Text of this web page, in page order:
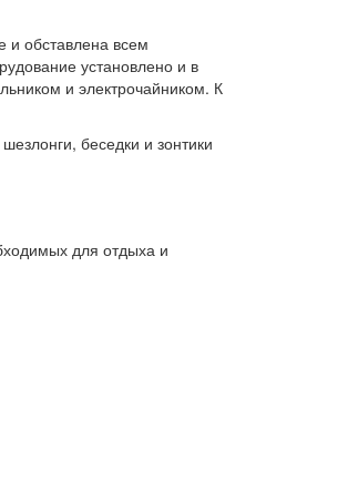
и обставлена всем
установлено и в
и электрочайником. К
беседки и зонтики
для отдыха и